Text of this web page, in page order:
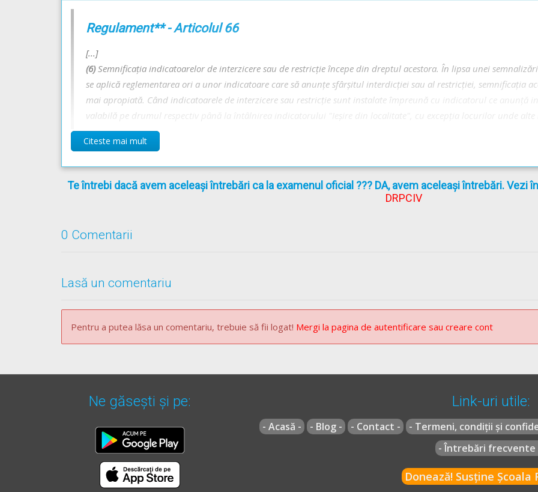
Regulament** - Articolul 66
[...]
(6)Semnificaţia indicatoarelor de interzicere sau de restricţie începe din dreptul acestora. În lipsa unei
se aplică reglementarea ori a unor indicatoare care să anunţe sfârşitul interdicţiei sau al restricţiei, semnificaţia
mai apropiată. Când indicatoarele de interzicere sau restricţie sunt instalate împreună cu indicatorul ce anunţă
valabilă pe drumul respectiv până la întâlnirea indicatorului "Ieşire din localitate", cu excepţia locurilor unde alte
Citeste mai mult
Te întrebi dacă avem aceleași întrebări ca la examenul oficial ??? DA, avem aceleași întrebări. Vezi
DRPCIV
0 Comentarii
Lasă un comentariu
Pentru a putea lăsa un comentariu, trebuie să fii logat! Mergi la pagina de autentificare sau creare cont
Ne găsești și pe: Link-uri utile:
- Acasă - - Blog - - Contact - - Termeni, condiții și
- Întrebări frecvente
Donează! Susține Școala